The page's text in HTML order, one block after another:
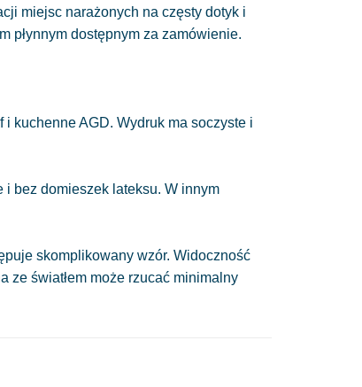
miejsc narażonych na częsty dotyk i
płynnym dostępnym za zamówienie.
i kuchenne AGD. Wydruk ma soczyste i
i bez domieszek lateksu. W innym
skomplikowany wzór. Widoczność
ze światłem może rzucać minimalny